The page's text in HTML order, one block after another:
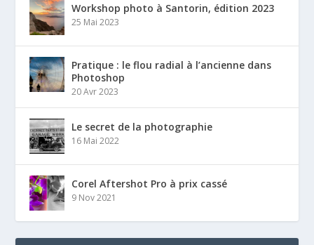
Workshop photo à Santorin, édition 2023
25 Mai 2023
Pratique : le flou radial à l’ancienne dans
Photoshop
20 Avr 2023
Le secret de la photographie
16 Mai 2022
Corel Aftershot Pro à prix cassé
9 Nov 2021